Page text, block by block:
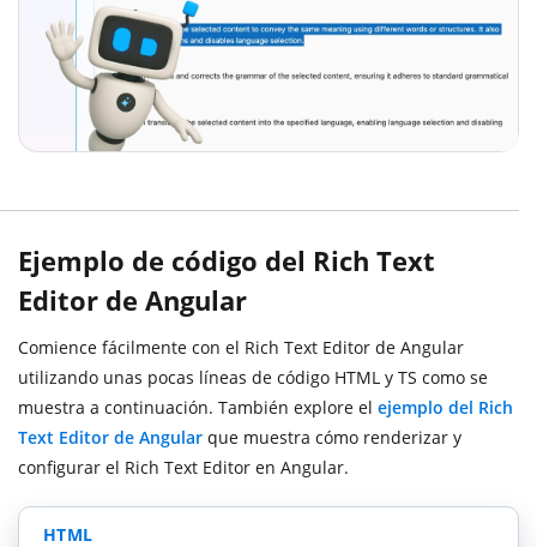
Ejemplo de código del Rich Text
Editor de Angular
Comience fácilmente con el Rich Text Editor de Angular
utilizando unas pocas líneas de código HTML y TS como se
muestra a continuación. También explore el ejemplo del Rich
Text Editor de Angular que muestra cómo renderizar y
configurar el Rich Text Editor en Angular.
HTML